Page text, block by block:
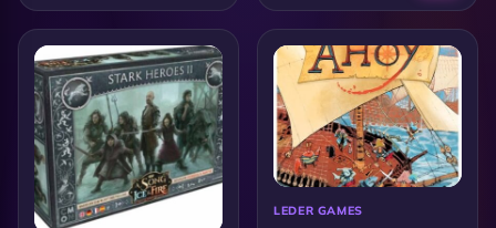
LEDER GAMES